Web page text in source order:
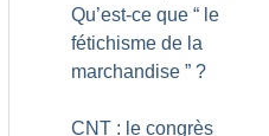
Qu’est-ce que “ le
fétichisme de la
marchandise ” ?
CNT : le congrès